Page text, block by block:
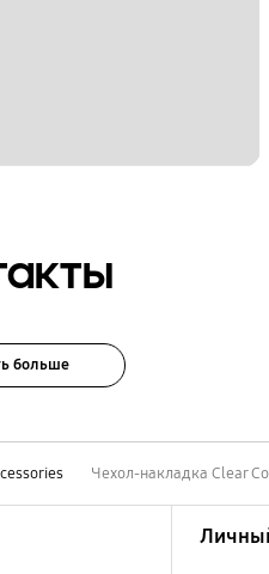
больше
Чехол-накладка Clear